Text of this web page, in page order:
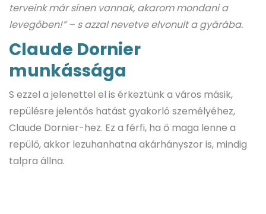
terveink már sínen vannak, akarom mondani a
levegőben!” – s azzal nevetve elvonult a gyárába.
Claude Dornier
munkássága
S ezzel a jelenettel el is érkeztünk a város másik,
repülésre jelentős hatást gyakorló személyéhez,
Claude Dornier-hez. Ez a férfi, ha ő maga lenne a
repülő, akkor lezuhanhatna akárhányszor is, mindig
talpra állna.